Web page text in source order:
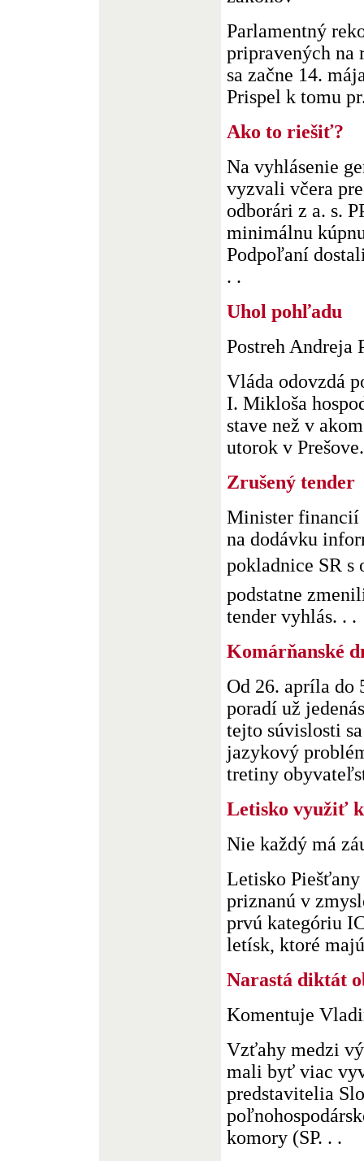
Parlamentný
pripravených na
sa začne 14.
Prispel k tomu
Ako to riešiť?
Na vyhlásenie
vyzvali včera
odborári z a. s.
minimálnu
Podpoľaní
. .
Uhol pohľadu
Postreh Andreja
Vláda odovzdá
I. Mikloša
stave než v
utorok v
Zrušený tender
Minister financií
na dodávku
pokladnice SR s
podstatne
tender vyhlás. . .
Komárňanské
Od 26. apríla do
poradí už
tejto súvislosti
jazykový
tretiny
Letisko využiť
Nie každý má
Letisko Piešťany
priznanú v
prvú kategóriu
letísk, ktoré
Narastá diktát
Komentuje
Vzťahy medzi
mali byť viac
predstavitelia
komory (SP. . .